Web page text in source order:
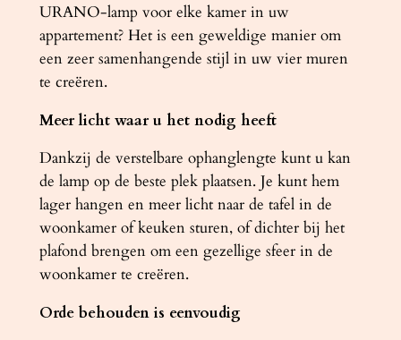
URANO-lamp voor elke kamer in uw
appartement? Het is een geweldige manier om
een ​​zeer samenhangende stijl in uw vier muren
te creëren.
Meer licht waar u het nodig heeft
Dankzij de verstelbare ophanglengte kunt u kan
de lamp op de beste plek plaatsen. Je kunt hem
lager hangen en meer licht naar de tafel in de
woonkamer of keuken sturen, of dichter bij het
plafond brengen om een ​​gezellige sfeer in de
woonkamer te creëren.
Orde behouden is eenvoudig